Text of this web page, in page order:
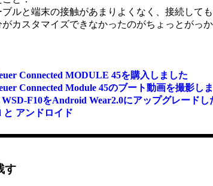
ルと端末の接触があまりよくなく、接続して
カスタマイズできなかったのがちょっとがっか
Connected MODULE 45を購入しました
Connected Module 45のブート動画を撮影し
F10をAndroid Wear2.0にアップグレードし
と アンドロイド
す